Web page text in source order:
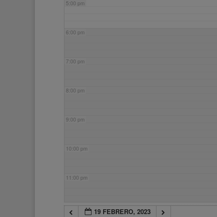
5:00 pm
6:00 pm
7:00 pm
8:00 pm
9:00 pm
10:00 pm
11:00 pm
19 FEBRERO, 2023